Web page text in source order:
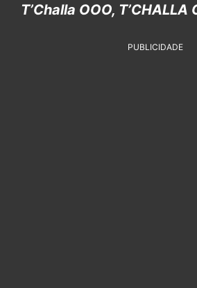
T’Challa OOO, T’CHALLA
PUBLICIDADE